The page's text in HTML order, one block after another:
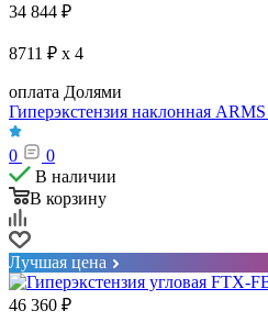
34 844 ₽
8711 ₽ x 4
оплата Долями
Гиперэкстензия наклонная
0
0
В наличии
В корзину
Лучшая цена
46 360 ₽